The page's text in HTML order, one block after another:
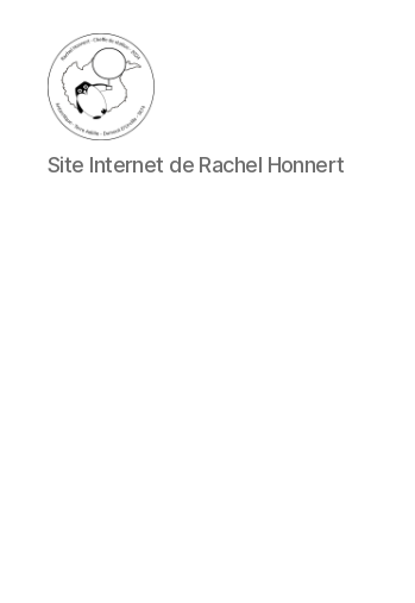
Rachel
Honnert
Site Internet de Rachel Honnert